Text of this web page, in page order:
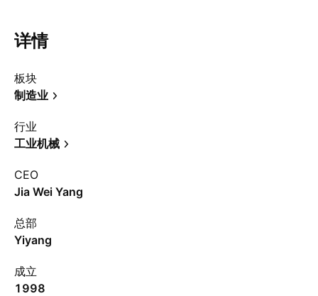
详情
板块
制造业
行业
工业机械
CEO
Jia Wei Yang
总部
Yiyang
成立
1998